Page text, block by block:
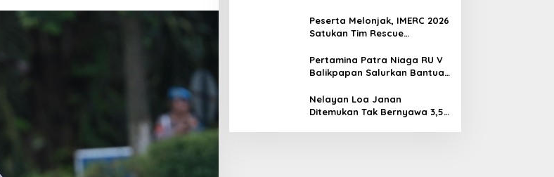
Indonesia
Peserta Melonjak, IMERC 2026
Satukan Tim Rescue
Balikpapan
Pertamina Patra Niaga RU V
Balikpapan Salurkan Bantuan
Kilang
Nelayan Loa Janan
Ditemukan Tak Bernyawa 3,5